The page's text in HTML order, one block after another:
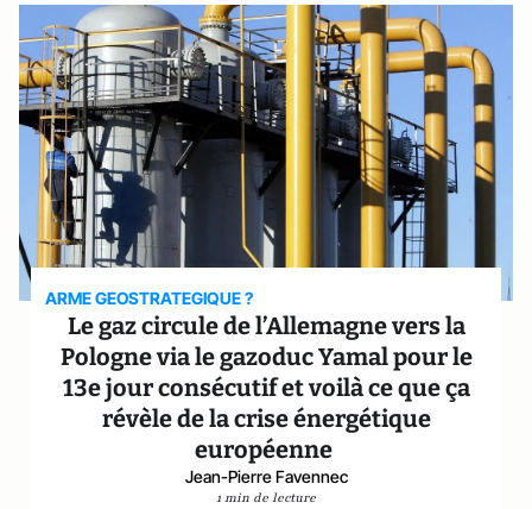
ARME GEOSTRATEGIQUE ?
Le gaz circule de l’Allemagne vers la
Pologne via le gazoduc Yamal pour le
13e jour consécutif et voilà ce que ça
révèle de la crise énergétique
européenne
Jean-Pierre Favennec
1 min de lecture